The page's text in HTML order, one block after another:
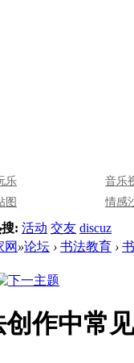
乐
图
音乐
情感
: 活动 交友 discuz
网 »论坛 › 书法教育 ›
作中常